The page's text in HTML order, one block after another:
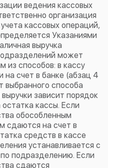
ведения кассовых
организация
кассовых операций,
Указаниями
выручка
может
из способов: в кассу
на счет в банке (абзац 4
выбранного способа
зависит порядок
кассы. Если
обособленным
сдаются на счет в
средств в кассе
устанавливается с
подразделению. Если
сдаются